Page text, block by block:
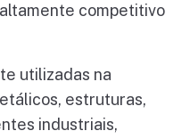
competitivo
utilizadas na
estruturas,
industriais,